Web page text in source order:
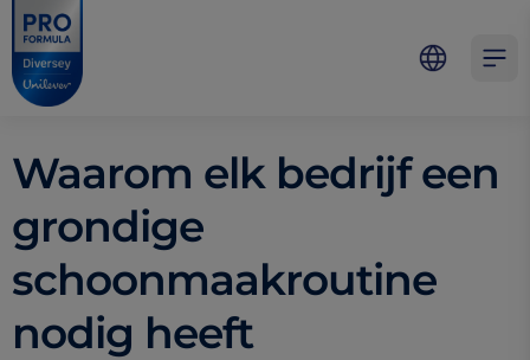
Skip to main content
Skip to navigation
Skip to footer
Pro Formula
Waarom elk bedrijf een
grondige
schoonmaakroutine
nodig heeft